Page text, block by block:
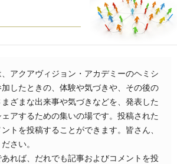
アクアヴィジョン・アカデミーのヘミシ
したときの、体験や気づきや、その後の
ざまな出来事や気づきなどを、発表した
アするための集いの場です。投稿された
トを投稿することができます。皆さん、
さい。
あれば、だれでも記事およびコメントを投